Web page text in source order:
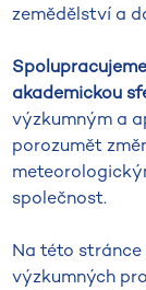
zemědělství a
akademickou
výzkumným a
porozumět
společnost.
Na této
výzkumných